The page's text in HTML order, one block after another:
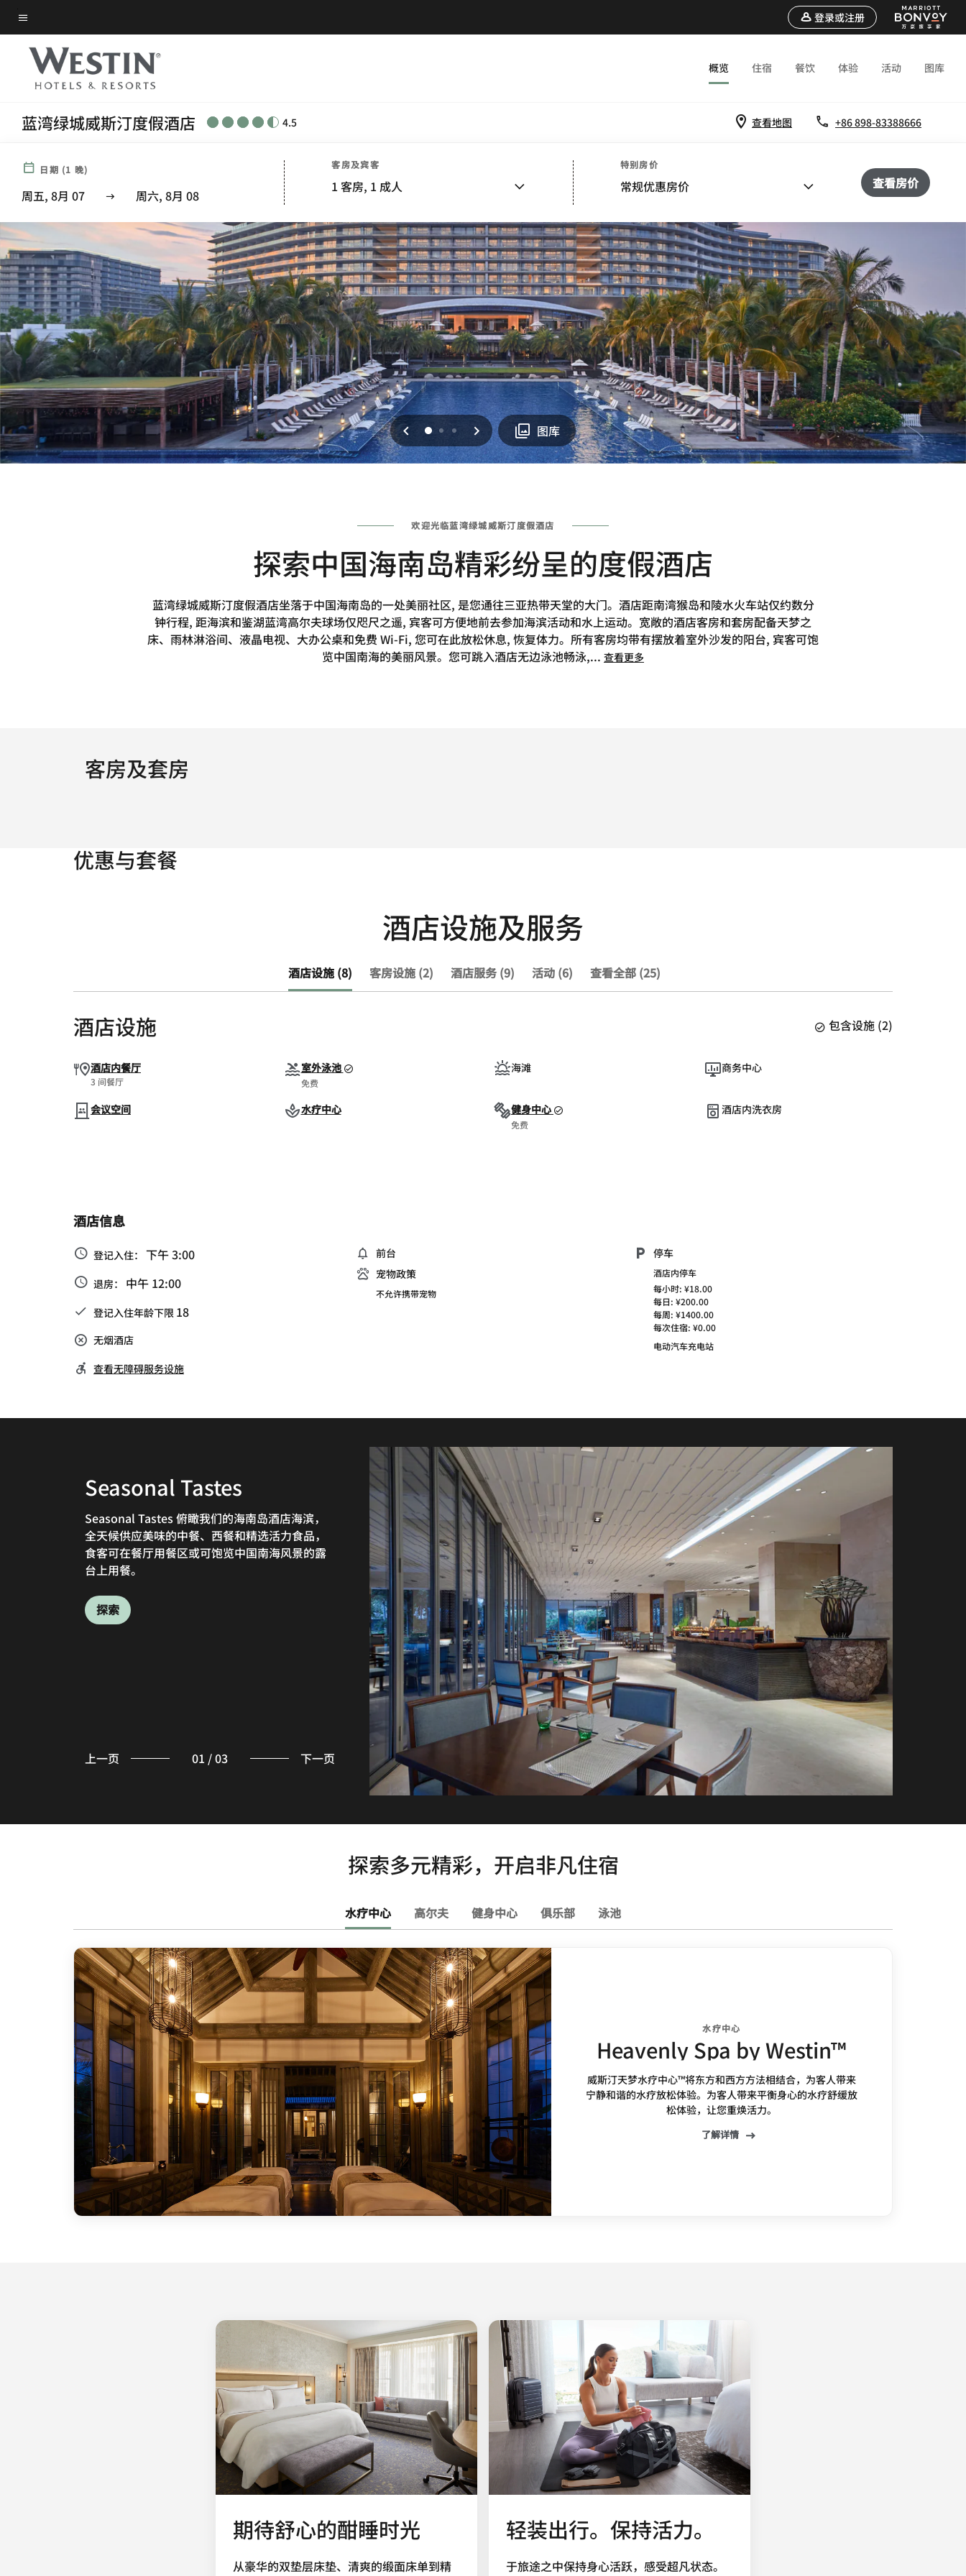
Skip
to
main
content
菜单文本
登录或注册
概览 住宿 餐饮 体验 活动 图库
蓝湾绿城威斯汀度假酒店 4.5 查看地图 +86 898-83388666
日期 (1 晚)
周五, 8月 07 周六, 8月 08
客房及宾客
1 客房, 1 成人
特别房价
常规优惠房价 查看房价
上一页
0 1 2 下一页 图库
欢迎光临蓝湾绿城威斯汀度假酒店
探索中国海南岛精彩纷呈的度假酒店
蓝湾绿城威斯汀度假酒店坐落于中国海南岛的一处美丽社区, 是您通往三亚热带天堂的大门。酒店距南湾猴岛和陵水火车站仅约数分
钟行程, 距海滨和鉴湖蓝湾高尔夫球场仅咫尺之遥, 宾客可方便地前去参加海滨活动和水上运动。宽敞的酒店客房和套房配备天梦之
床、雨林淋浴间、液晶电视、大办公桌和免费 Wi-Fi, 您可在此放松休息, 恢复体力。所有客房均带有摆放着室外沙发的阳台, 宾客可饱
览中国南海的美丽风景。您可跳入酒店无边泳池畅泳,... 查看更多
客房及套房
优惠与套餐
酒店设施及服务
酒店设施 (8) 客房设施 (2) 酒店服务 (9) 活动 (6) 查看全部 (25)
酒店设施 包含设施 (2)
酒店内餐厅
3 间餐厅
室外泳池
免费
海滩 商务中心
会议空间 水疗中心 健身中心
免费
酒店内洗衣房
酒店信息
登记入住： 下午 3:00
退房： 中午 12:00
登记入住年龄下限 18
无烟酒店
查看无障碍服务设施
前台
宠物政策
不允许携带宠物
停车
酒店内停车
每小时: ¥18.00
每日: ¥200.00
每周: ¥1400.00
每次住宿: ¥0.00
电动汽车充电站
Seasonal Tastes
Seasonal Tastes 俯瞰我们的海南岛酒店海滨，
全天候供应美味的中餐、西餐和精选活力食品，
食客可在餐厅用餐区或可饱览中国南海风景的露
台上用餐。
探索
The Noodle Bowl
欢迎前往我们位于海南的氛围活跃的地中海风格
的特色餐厅 — 面馆，这里有中国颇受欢迎的各种
美食，百般滋味，等待您的探索。
探索
Five Sen5es
Five Sen5es 采用现代中式设计风格，供应创意
杭州菜和上海美食，让您在海南岛上悠闲自在的
度假酒店式环境中乐享地道的餐饮体验。
探索
上一页 01 /03 下一页
探索多元精彩，开启非凡住宿
水疗中心 高尔夫 健身中心 俱乐部 泳池
水疗中心
Heavenly Spa by Westin™
威斯汀天梦水疗中心™将东方和西方方法相结合，为客人带来
宁静和谐的水疗放松体验。为客人带来平衡身心的水疗舒缓放
松体验，让您重焕活力。
了解详情
期待舒心的酣睡时光
从豪华的双垫层床垫、清爽的缎面床单到精
轻装出行。保持活力。
于旅途之中保持身心活跃，感受超凡状态。